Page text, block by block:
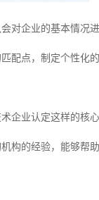
对企业的基本情况
配点，制定个性化
企业认定这样的核
构的经验，能够帮